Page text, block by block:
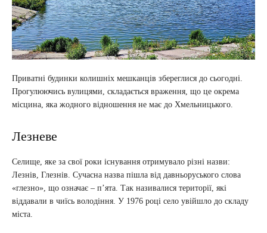
Приватні будинки колишніх мешканців збереглися до сьогодні.
Прогулюючись вулицями, складається враження, що це окрема
місцина, яка жодного відношення не має до Хмельницького.
Лезневе
Селище, яке за свої роки існування отримувало різні назви:
Лезнів, Глезнів. Сучасна назва пішла від давньоруського слова
«глезно», що означає – п’ята. Так називалися території, які
віддавали в чиїсь володіння. У 1976 році село увійшло до складу
міста.